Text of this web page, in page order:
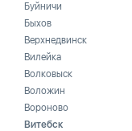
Буйничи
Быхов
Верхнедвинск
Вилейка
Волковыск
Воложин
Вороново
Витебск